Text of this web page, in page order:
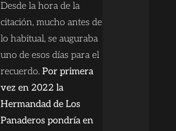
Desde la hora de la
citación, mucho antes de
lo habitual, se auguraba
uno de esos días para el
recuerdo. Por primera
vez en 2022 la
Hermandad de Los
Panaderos pondría en